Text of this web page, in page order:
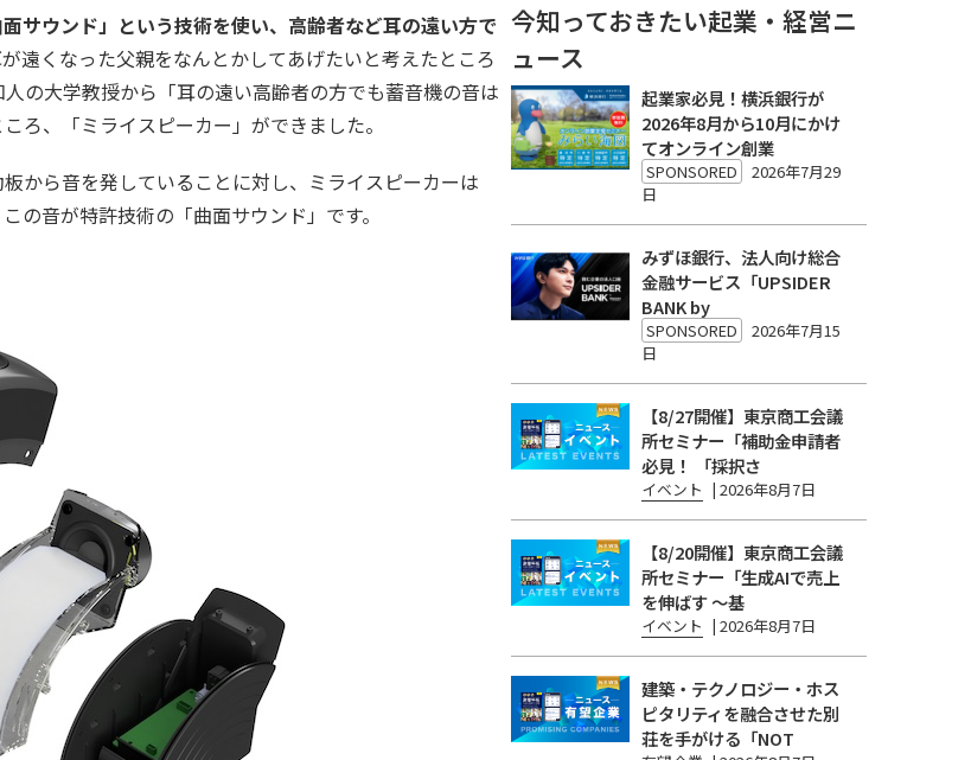
面サウンド」という技術を使い、高齢者など耳の遠い方で
遠くなった父親をなんとかしてあげたいと考えたところ
の大学教授から「耳の遠い高齢者の方でも蓄音機の音は
ろ、「ミライスピーカー」ができました。
から音を発していることに対し、ミライスピーカーは
の音が特許技術の「曲面サウンド」です。
今知っておきたい起業・経営ニ
ュース
起業家必見！横浜銀行が
2026年8月から10月にかけ
てオンライン創業
SPONSORED
2026年7月29
日
みずほ銀行、法人向け総合
金融サービス「UPSIDER
BANK by
SPONSORED
2026年7月15
日
【8/27開催】東京商工会議
所セミナー「補助金申請者
必見！ 「採択さ
イベント | 2026年8月7日
【8/20開催】東京商工会議
所セミナー「生成AIで売上
を伸ばす 〜基
イベント | 2026年8月7日
建築・テクノロジー・ホス
ピタリティを融合させた別
荘を手がける「NOT